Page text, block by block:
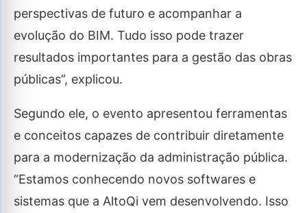
perspectivas de futuro e acompanhar a
evolução do BIM. Tudo isso pode trazer
resultados importantes para a gestão das obras
públicas”, explicou.
Segundo ele, o evento apresentou ferramentas
e conceitos capazes de contribuir diretamente
para a modernização da administração pública.
“Estamos conhecendo novos softwares e
sistemas que a AltoQi vem desenvolvendo. Isso